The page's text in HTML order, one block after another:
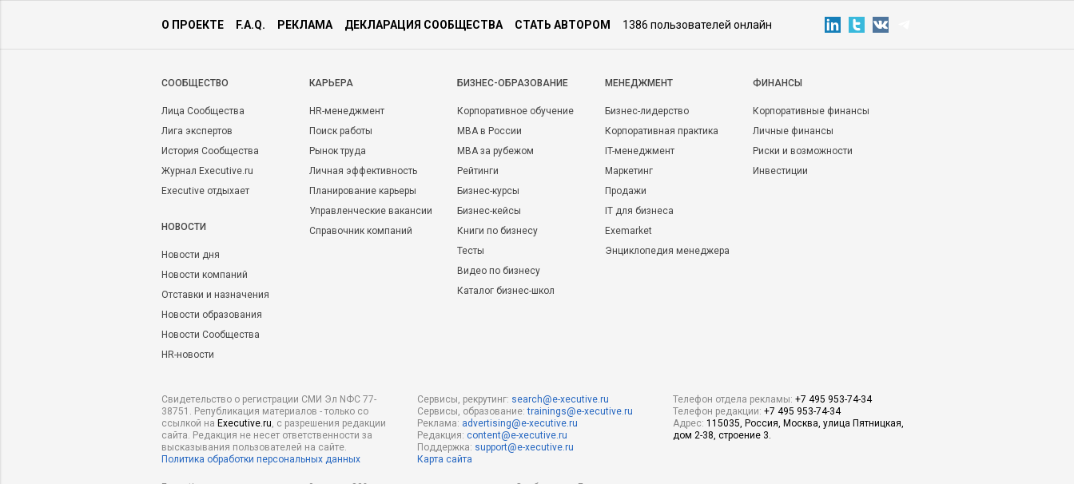
О ПРОЕКТЕ F.A.Q. РЕКЛАМА ДЕКЛАРАЦИЯ СООБЩЕСТВА СТАТЬ АВТОРОМ 1386 пользователей онлайн
CООБЩЕСТВО
Лица Сообщества
Лига экспертов
История Сообщества
Журнал Executive.ru
Executive отдыхает
НОВОСТИ
Новости дня
Новости компаний
Отставки и назначения
Новости образования
Новости Сообщества
HR-новости
КАРЬЕРА
HR-менеджмент
Поиск работы
Рынок труда
Личная эффективность
Планирование карьеры
Управленческие вакансии
Справочник компаний
БИЗНЕС-ОБРАЗОВАНИЕ
Корпоративное обучение
MBA в России
MBA за рубежом
Рейтинги
Бизнес-курсы
Бизнес-кейсы
Книги по бизнесу
Тесты
Видео по бизнесу
Каталог бизнес-школ
МЕНЕДЖМЕНТ
Бизнес-лидерство
Корпоративная практика
IT-менеджмент
Маркетинг
Продажи
IT для бизнеса
Exemarket
Энциклопедия менеджера
ФИНАНСЫ
Корпоративные финансы
Личные финансы
Риски и возможности
Инвестиции
Свидетельство о регистрации СМИ Эл NФС 77-
38751. Републикация материалов - только со
ссылкой на Executive.ru, с разрешения редакции
сайта. Редакция не несет ответственности за
высказывания пользователей на сайте.
Политика обработки персональных данных
Сервисы, рекрутинг: search@e-xecutive.ru
Сервисы, образование:trainings@e-xecutive.ru
Реклама: advertising@e-xecutive.ru
Редакция: content@e-xecutive.ru
Поддержка: support@e-xecutive.ru
Карта сайта
Телефон отдела рекламы: +7 495 953-74-34
Телефон редакции: +7 495 953-74-34
Адрес: 115035, Россия, Москва, улица Пятницкая,
дом 2-38, строение 3.